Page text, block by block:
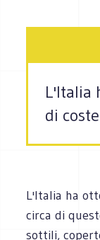
L'Italia
di
L'Italia ha
circa di
sottili,